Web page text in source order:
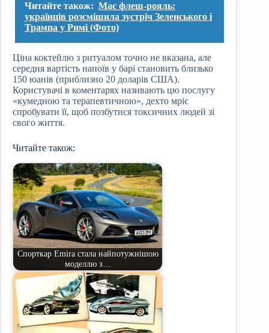
Читайте також: Має флеш-рояль:
українців розсмішила зустріч Зеленського і
Трампа у Римі (Фото)
Ціна коктейлю з ритуалом точно не вказана, але
середня вартість напоїв у барі становить близько
150 юанів (приблизно 20 доларів США).
Користувачі в коментарях називають цю послугу
«кумедною та терапевтичною», дехто мріє
спробувати її, щоб позбутися токсичних людей зі
свого життя.
Читайте також:
Спорткар Emira стала найпотужнішою
моделлю з…